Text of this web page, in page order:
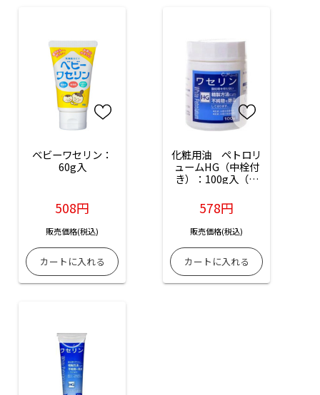
ベビーワセリン：
60g入
508円
販売価格(税込)
化粧用油　ペトロリ
ュームHG（中栓付
き）：100g入（ワ
578円
販売価格(税込)